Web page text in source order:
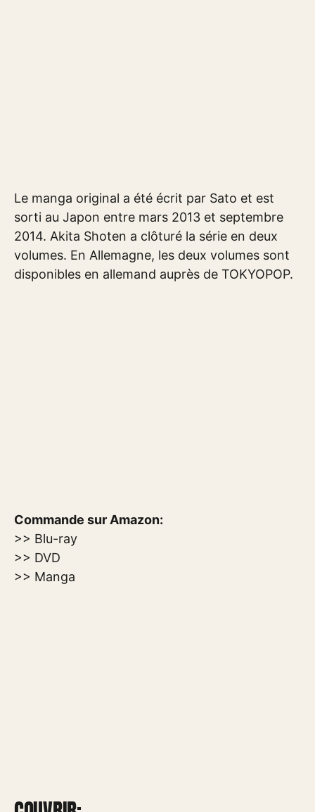
Le manga original a été écrit par Sato et est
sorti au Japon entre mars 2013 et septembre
2014. Akita Shoten a clôturé la série en deux
volumes. En Allemagne, les deux volumes sont
disponibles en allemand auprès de TOKYOPOP.
Commande sur Amazon:
>> Blu-ray
>> DVD
>> Manga